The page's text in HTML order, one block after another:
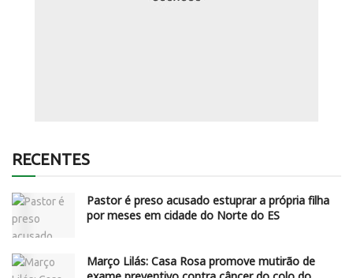
RECENTES
Pastor é preso acusado estuprar a própria filha
por meses em cidade do Norte do ES
Março Lilás: Casa Rosa promove mutirão de